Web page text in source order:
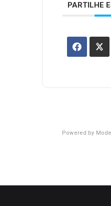
PARTILHE
Powered by